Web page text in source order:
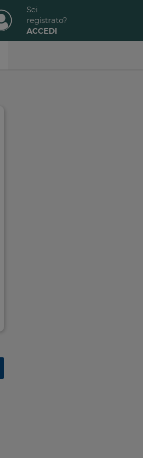
Sei
registrato?
ACCEDI